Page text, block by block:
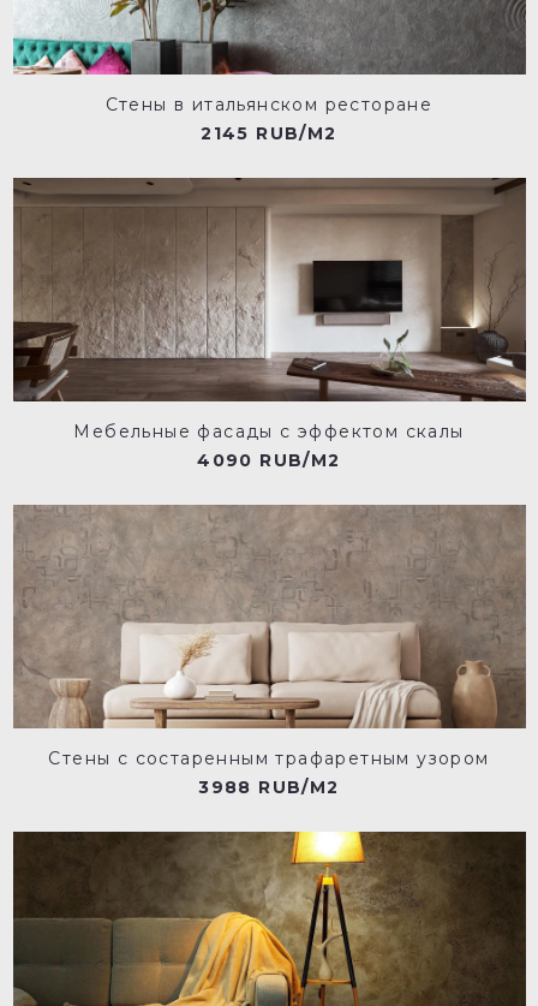
Стены в итальянском ресторане
2145 RUB/M2
Мебельные фасады с эффектом скалы
4090 RUB/M2
Стены с состаренным трафаретным узором
3988 RUB/M2